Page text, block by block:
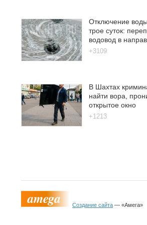
Отключение
трое суток:
водовод в
+3109
В Шахтах
найти вора,
открытое окно
+1213
Создание сайта — «Амега»